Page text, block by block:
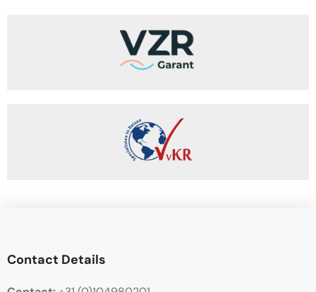
Contact Details